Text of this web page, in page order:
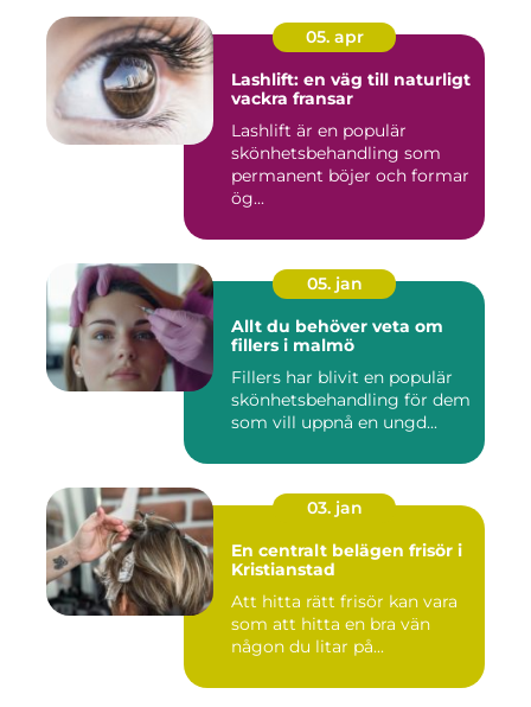
05. apr
Lashlift: en väg till naturligt
vackra fransar
Lashlift är en populär
skönhetsbehandling som
permanent böjer och formar
ög...
05. jan
Allt du behöver veta om
fillers i malmö
Fillers har blivit en populär
skönhetsbehandling för dem
som vill uppnå en ungd...
03. jan
En centralt belägen frisör i
Kristianstad
Att hitta rätt frisör kan vara
som att hitta en bra vän
någon du litar på...